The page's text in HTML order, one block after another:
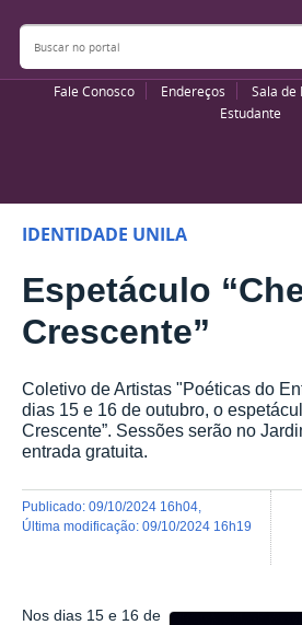
Buscar no portal
Fale Conosco Endereços Sala de
Estudante
IDENTIDADE UNILA
Espetáculo
Crescente”
Coletivo de Artistas "Poéticas do
dias 15 e 16 de outubro, o
Crescente”. Sessões serão no
entrada gratuita.
publicado: 09/10/2024 16h04
última modificação: 09/10/2024 16h19
Nos dias 15 e 16 de